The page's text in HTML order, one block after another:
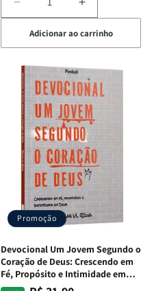
Diminuir
a
quantidade
de
Devocional
Café
com
Mulheres
da
Bíblia
Equipe
Teológica
Penkal
Aumentar
a
quantidade
de
Devocional
Café
com
Mulheres
da
Bíblia
|
Equipe
Teológica
Penkal
Adicionar ao carrinho
Promoção
Devocional Um Jovem Segundo o
Coração de Deus: Crescendo em
Fé, Propósito e Intimidade em
Deus